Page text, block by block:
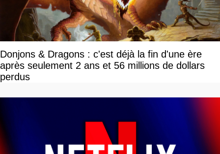
Donjons & Dragons : c'est déjà la fin d'une ère
après seulement 2 ans et 56 millions de dollars
perdus